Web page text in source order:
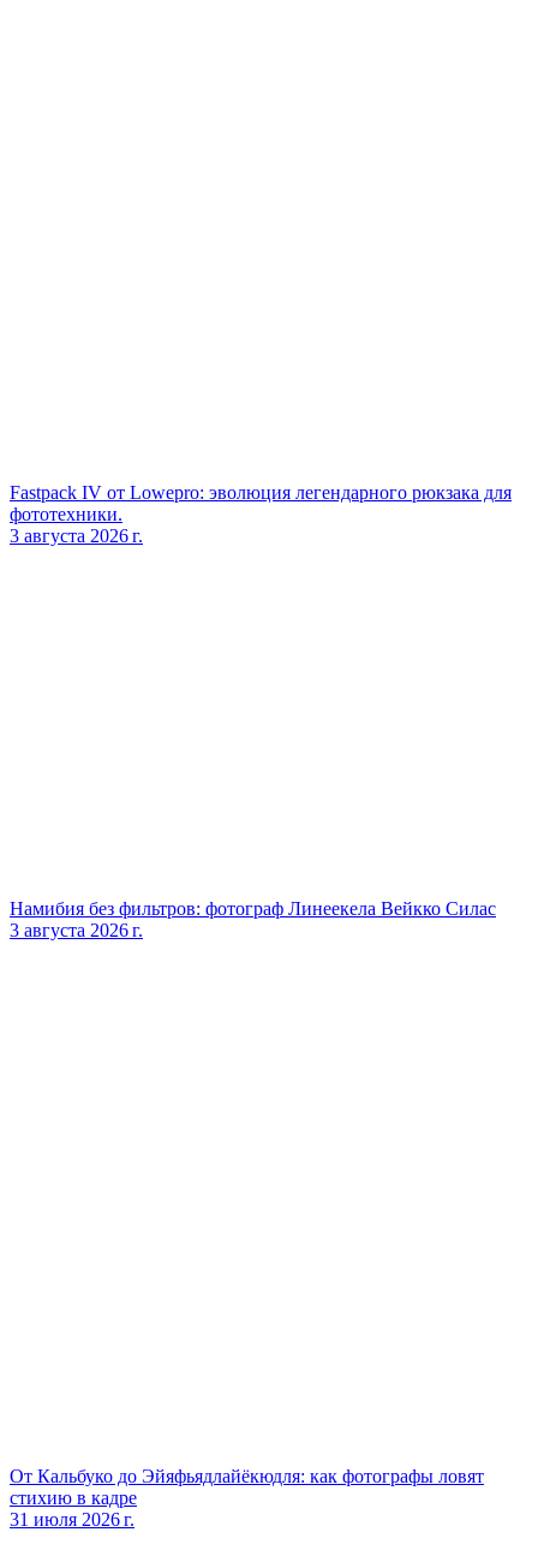
Fastpack IV от Lowepro: эволюция легендарного рюкзака для
фототехники.
3 августа 2026 г.
Намибия без фильтров: фотограф Линеекела Вейкко Силас
3 августа 2026 г.
От Кальбуко до Эйяфьядлайёкюдля: как фотографы ловят
стихию в кадре
31 июля 2026 г.